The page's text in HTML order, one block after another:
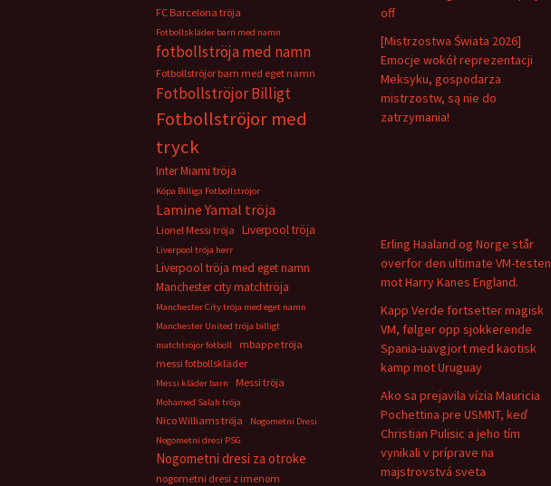
off
[Mistrzostwa Świata 2026]
Emocje wokół reprezentacji
Meksyku, gospodarza
mistrzostw, są nie do
zatrzymania!
FC Barcelona tröja
Fotbollskläder barn med namn
fotbollströja med namn
Fotbollströjor barn med eget namn
Fotbollströjor Billigt
Fotbollströjor med
tryck
Inter Miami tröja
Köpa Billiga Fotbollströjor
Lamine Yamal tröja
Lionel Messi tröja Liverpool tröja
Liverpool tröja herr
Liverpool tröja med eget namn
Manchester city matchtröja
Manchester City tröja med eget namn
Manchester United tröja billigt
matchtröjor fotboll
mbappe tröja
messi fotbollskläder
Messi kläder barn Messi tröja
Mohamed Salah tröja
Nico Williams tröja
Nogometni Dresi
Nogometni dresi PSG
Nogometni dresi za otroke
nogometni dresi z imenom
Erling Haaland og Norge står
overfor den ultimate VM-testen
mot Harry Kanes England.
Kapp Verde fortsetter magisk
VM, følger opp sjokkerende
Spania-uavgjort med kaotisk
kamp mot Uruguay
Ako sa prejavila vízia Mauricia
Pochettina pre USMNT, keď
Christian Pulisic a jeho tím
vynikali v príprave na
majstrovstvá sveta